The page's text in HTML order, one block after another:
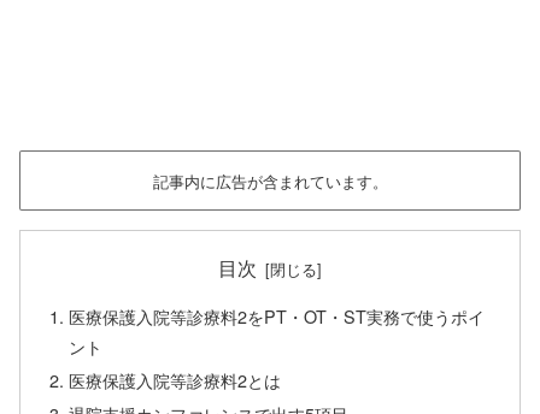
記事内に広告が含まれています。
目次
医療保護入院等診療料2をPT・OT・ST実務で使うポイ
ント
医療保護入院等診療料2とは